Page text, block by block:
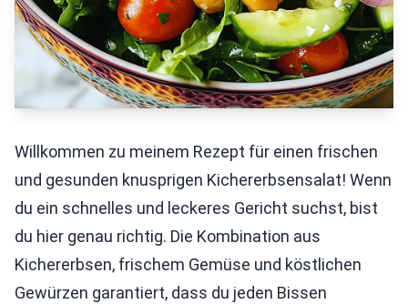
Willkommen zu meinem Rezept für einen frischen
und gesunden knusprigen Kichererbsensalat! Wenn
du ein schnelles und leckeres Gericht suchst, bist
du hier genau richtig. Die Kombination aus
Kichererbsen, frischem Gemüse und köstlichen
Gewürzen garantiert, dass du jeden Bissen